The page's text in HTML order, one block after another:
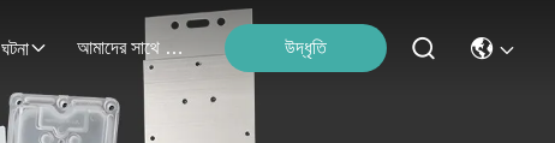
ঘটনা আমাদের সাথে যোগাযোগ উদ্ধৃতি